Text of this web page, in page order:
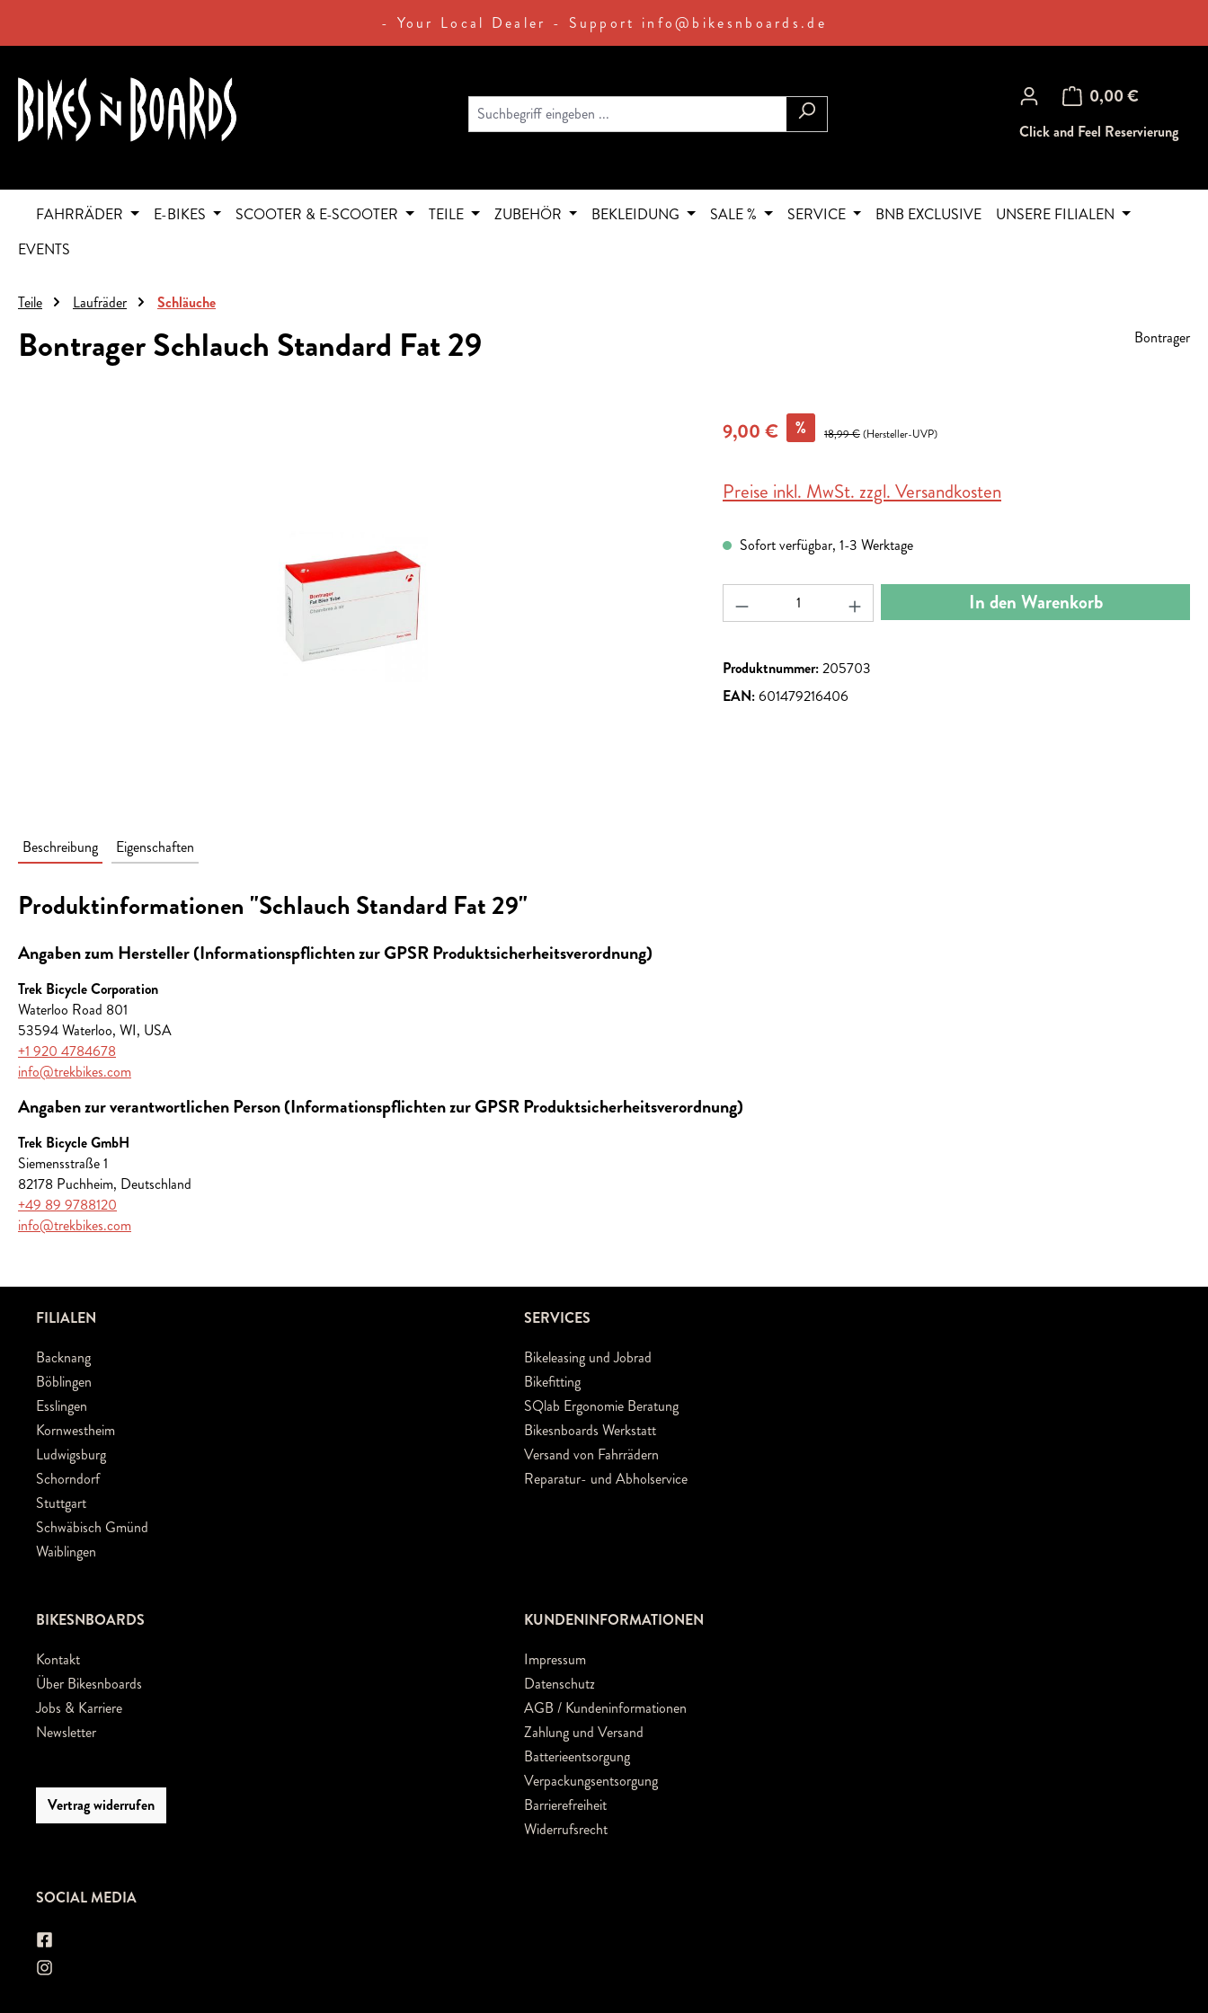
- Your Local Dealer - Support info@bikesnboards.de
0,00 €
Warenkorb enthält 0
Click and Feel Reservierung
FAHRRÄDER E-BIKES SCOOTER & E-SCOOTER TEILE ZUBEHÖR BEKLEIDUNG SALE % SERVICE BNB EXCLUSIVE
UNSERE FILIALEN
EVENTS
Teile Laufräder Schläuche
Bontrager Schlauch Standard Fat 29 Bontrager
9,00 € % 18,99 €(Hersteller-UVP)
Preise inkl. MwSt. zzgl. Versandkosten
Sofort verfügbar, 1-3 Werktage
Produkt Anzahl: Gib den gewünschten Wert ein oder
In den Warenkorb
Produktnummer:205703
EAN:601479216406
Beschreibung Eigenschaften
Produktinformationen "Schlauch Standard Fat 29"
Angaben zum Hersteller (Informationspflichten zur GPSR Produktsicherheitsverordnung)
Trek Bicycle Corporation
Waterloo Road 801
53594 Waterloo, WI, USA
+1 920 4784678
info@trekbikes.com
Angaben zur verantwortlichen Person (Informationspflichten zur GPSR Produktsicherheitsverordnung)
Trek Bicycle GmbH
Siemensstraße 1
82178 Puchheim, Deutschland
+49 89 9788120
info@trekbikes.com
FILIALEN
Backnang
Böblingen
Esslingen
Kornwestheim
Ludwigsburg
Schorndorf
Stuttgart
Schwäbisch Gmünd
Waiblingen
SERVICES
Bikeleasing und Jobrad
Bikefitting
SQlab Ergonomie Beratung
Bikesnboards Werkstatt
Versand von Fahrrädern
Reparatur- und Abholservice
BIKESNBOARDS
Kontakt
Über Bikesnboards
Jobs & Karriere
Newsletter
Vertrag widerrufen
KUNDENINFORMATIONEN
Impressum
Datenschutz
AGB / Kundeninformationen
Zahlung und Versand
Batterieentsorgung
Verpackungsentsorgung
Barrierefreiheit
Widerrufsrecht
SOCIAL MEDIA